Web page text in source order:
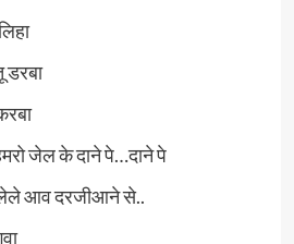
जेल के दाने पे…दाने पे
लेले आव दरजीआने से..